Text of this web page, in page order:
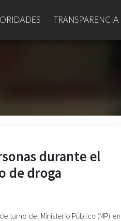
TRANSPARENCIA
durante el
de droga
turno del Ministerio Público (MP) en